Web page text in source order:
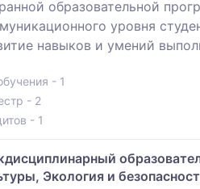
образовательной
уровня
навыков и умений
- 1
- 2
- 1
Экология и